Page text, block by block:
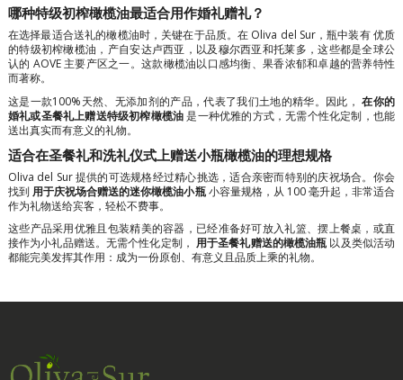
哪种特级初榨橄榄油最适合用作婚礼赠礼？
在选择最适合送礼的橄榄油时，关键在于品质。在 Oliva del Sur，瓶中装有优质
的特级初榨橄榄油 ，产自安达卢西亚，以及穆尔西亚和托莱多，这些都是全球公
认的 AOVE 主要产区之一。这款橄榄油以口感均衡、果香浓郁和卓越的营养特性
而著称。
这是一款100%天然、无添加剂的产品，代表了我们土地的精华。因此，在你的
婚礼或圣餐礼上赠送特级初榨橄榄油是一种优雅的方式，无需个性化定制，也能
送出真实而有意义的礼物。
适合在圣餐礼和洗礼仪式上赠送小瓶橄榄油的理想规格
Oliva del Sur 提供的可选规格经过精心挑选，适合亲密而特别的庆祝场合。你会
找到 用于庆祝场合赠送的迷你橄榄油小瓶小容量规格，从 100 毫升起，非常适合
作为礼物送给宾客，轻松不费事。
这些产品采用优雅且包装精美的容器，已经准备好可放入礼篮、摆上餐桌，或直
接作为小礼品赠送。无需个性化定制， 用于圣餐礼赠送的橄榄油瓶 以及类似活动
都能完美发挥其作用：成为一份原创、有意义且品质上乘的礼物。